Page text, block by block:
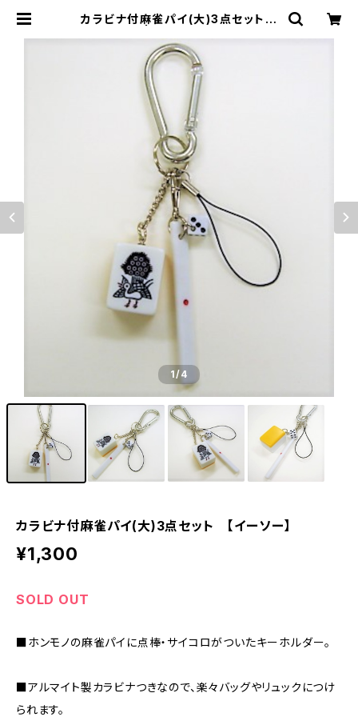
カラビナ付麻雀パイ(大)3点セット
LINE SHOP
1/4
カラビナ付麻雀パイ(大)3点セット 【イーソー】
¥1,300
SOLD OUT
■ホンモノの麻雀パイに点棒・サイコロがついたキーホルダー。
■アルマイト製カラビナつきなので、楽々バッグやリュックにつけ
られます。